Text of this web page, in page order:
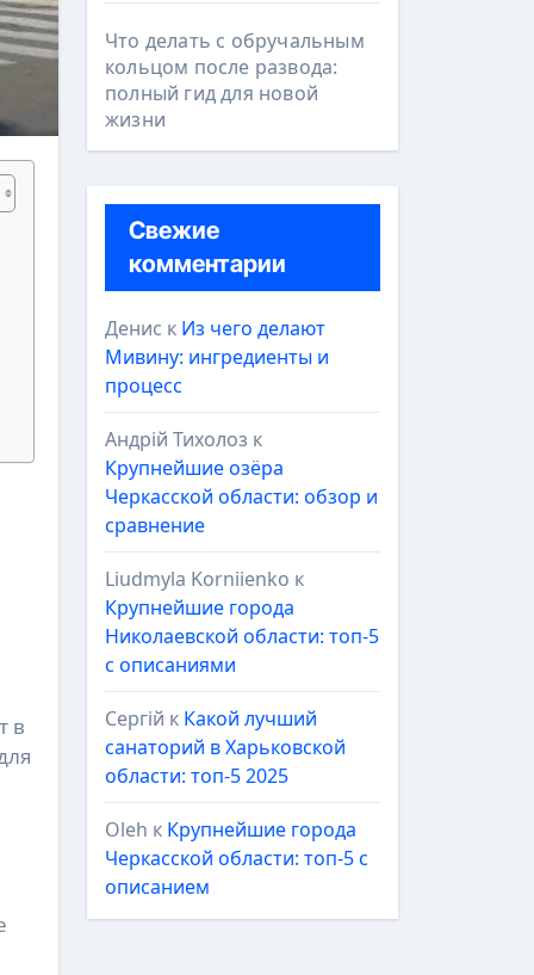
в
Что делать с обручальным
кольцом после развода:
полный гид для новой
жизни
Свежие
комментарии
Денис к Из чего делают
Мивину: ингредиенты и
процесс
Андрій Тихолоз к
Крупнейшие озёра
Черкасской области: обзор и
сравнение
Liudmyla Korniienko к
Крупнейшие города
Николаевской области: топ-5
с описаниями
Сергій к Какой лучший
санаторий в Харьковской
области: топ-5 2025
Oleh к Крупнейшие города
Черкасской области: топ-5 с
описанием